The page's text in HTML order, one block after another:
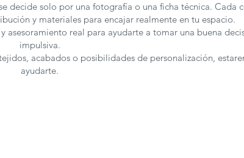
decide solo por una fotografía o una ficha técnica. Cada
y materiales para encajar realmente en tu espacio.
asesoramiento real para ayudarte a tomar una buena
impulsiva.
acabados o posibilidades de personalización,
ayudarte.